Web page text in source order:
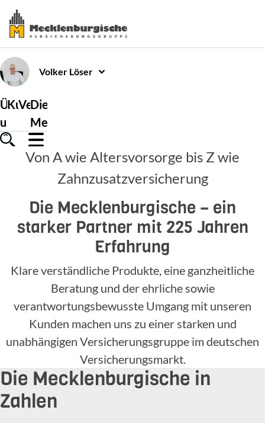
Volker Löser
Über
uns
Kundenservice
Versicherungen
Die
Mecklenburgische
Von A wie Altersvorsorge bis Z wie
Zahnzusatzversicherung
Die Mecklenburgische – ein
starker Partner mit 225 Jahren
Erfahrung
Klare verständliche Produkte, eine ganzheitliche
Beratung und der ehrliche sowie
verantwortungsbewusste Umgang mit unseren
Kunden machen uns zu einer starken und
unabhängigen Versicherungsgruppe im deutschen
Versicherungsmarkt.
Die Mecklenburgische in
Zahlen